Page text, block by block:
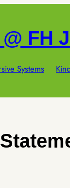
FH
Systems